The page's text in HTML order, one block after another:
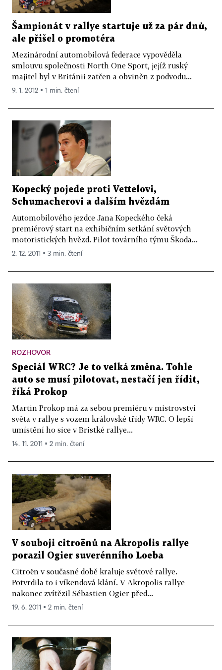
Šampionát v rallye startuje už za pár dnů,
ale přišel o promotéra
Mezinárodní automobilová federace vypověděla
smlouvu společnosti North One Sport, jejíž ruský
majitel byl v Británii zatčen a obviněn z podvodu...
9. 1. 2012 ▪ 1 min. čtení
Kopecký pojede proti Vettelovi,
Schumacherovi a dalším hvězdám
Automobilového jezdce Jana Kopeckého čeká
premiérový start na exhibičním setkání světových
motoristických hvězd. Pilot továrního týmu Škoda...
2. 12. 2011 ▪ 3 min. čtení
ROZHOVOR
Speciál WRC? Je to velká změna. Tohle
auto se musí pilotovat, nestačí jen řídit,
říká Prokop
Martin Prokop má za sebou premiéru v mistrovství
světa v rallye s vozem královské třídy WRC. O lepší
umístění ho sice v Bristké rallye...
14. 11. 2011 ▪ 2 min. čtení
V souboji citroënů na Akropolis rallye
porazil Ogier suverénního Loeba
Citroën v současné době kraluje světové rallye.
Potvrdila to i víkendová klání. V Akropolis rallye
nakonec zvítězil Sébastien Ogier před...
19. 6. 2011 ▪ 2 min. čtení